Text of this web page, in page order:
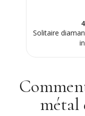
Solitaire
métal